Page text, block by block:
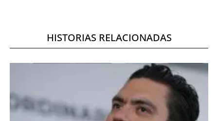
HISTORIAS RELACIONADAS